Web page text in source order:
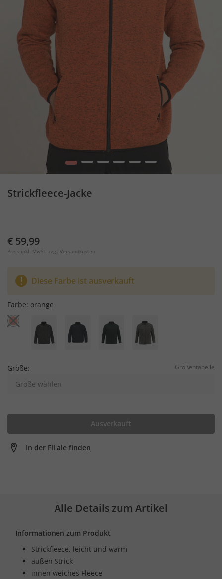
1 2 3 4 5 6
Strickfleece-Jacke
€ 59,99
Preis inkl. MwSt. zzgl. Versandkosten
Diese Farbe ist ausverkauft
Farbe: orange
Größe: Größentabelle
Größe wählen
Ausverkauft
In der Filiale finden
Alle Details zum Artikel
Informationen zum Produkt
Strickfleece, leicht und warm
außen Strick
innen weiches Fleece